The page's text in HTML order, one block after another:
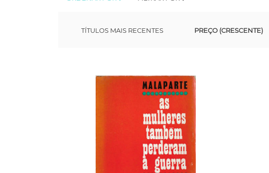
TÍTULOS MAIS RECENTES PREÇO (CRESCENTE)